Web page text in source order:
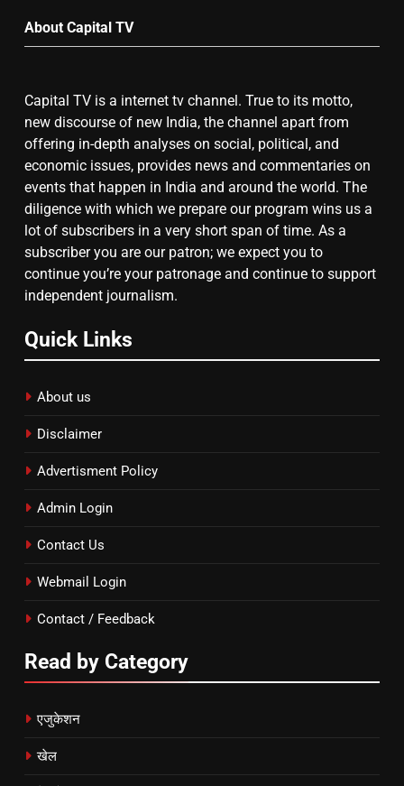
8
चुनाव से पहले लालू परिवार पर बड़ा झटका,
दिल्ली कोर्ट ने IRCTC घोटाले में आरोप
तय किए
About Capital TV
Capital TV is a internet tv channel. True to its motto,
new discourse of new India, the channel apart from
offering in-depth analyses on social, political, and
economic issues, provides news and commentaries on
events that happen in India and around the world. The
diligence with which we prepare our program wins us a
lot of subscribers in a very short span of time. As a
subscriber you are our patron; we expect you to
continue you’re your patronage and continue to support
independent journalism.
Quick Links
About us
Disclaimer
Advertisment Policy
Admin Login
Contact Us
Webmail Login
Contact / Feedback
Read by Category
एजुकेशन
खेल